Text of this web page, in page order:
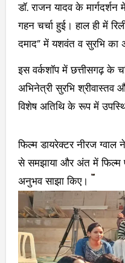
डॉ. राजन यादव के मार्गदर्शन
गहन चर्चा हुई। हाल ही में
दमाद” में यशवंत व सुरभि का
इस वर्कशॉप में छत्तीसगढ़ के
अभिनेत्री सुरभि
विशेष अतिथि के रूप में
फिल्म डायरेक्टर नीरज ग्वाल
से समझाया और अंत में फिल्म
अनुभव साझा किए।